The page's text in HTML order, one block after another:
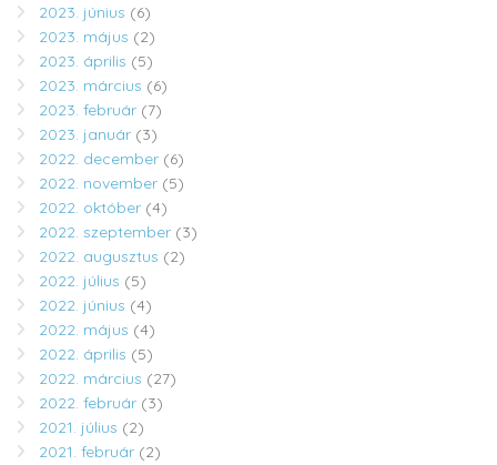
2023. június (6)
2023. május (2)
2023. április (5)
2023. március (6)
2023. február (7)
2023. január (3)
2022. december (6)
2022. november (5)
2022. október (4)
2022. szeptember (3)
2022. augusztus (2)
2022. július (5)
2022. június (4)
2022. május (4)
2022. április (5)
2022. március (27)
2022. február (3)
2021. július (2)
2021. február (2)